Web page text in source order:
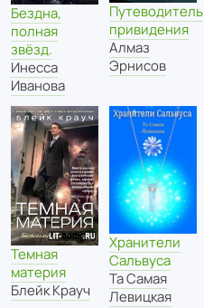
Бездна,
полная
звёзд.
Инесса
Иванова
Путеводитель
привидения
Алмаз
Эрнисов
Темная
материя
Блейк Крауч
Хранители
Сальвуса
Та Самая
Левицкая